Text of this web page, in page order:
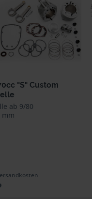
"S" Custom
ab 9/80
mm